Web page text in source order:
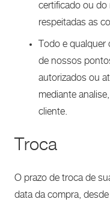
certificado ou do
respeitadas as
Todo e
de nossos
autorizados ou
mediante
cliente.
Troca
O prazo de troca de
data da compra,